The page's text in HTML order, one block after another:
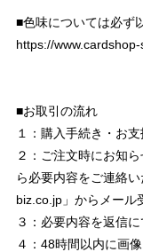
■色味については必ず
https://
■お取引の流れ
１：購入手続き・お
２：ご注文時にお知
ら必要内容をご連絡
biz.co.jp 」からメール
３：必要内容を返信に
４：48時間以内に画